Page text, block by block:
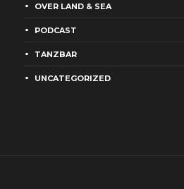
OVER LAND & SEA
PODCAST
TANZBAR
UNCATEGORIZED